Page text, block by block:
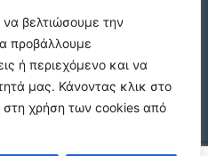
να βελτιώσουμε την
προβάλλουμε
ή περιεχόμενο και να
μας. Κάνοντας κλικ στο
στη χρήση των cookies από
, 667 τ.μ., €1400000